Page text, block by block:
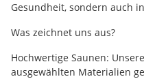
Gesundheit, sondern auch
Was zeichnet uns aus?
Hochwertige Saunen:
ausgewählten Materialien